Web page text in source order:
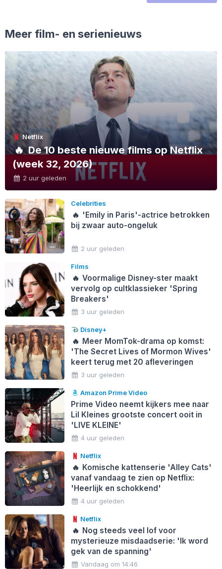
Meer film- en serienieuws
Netflix
🔥De 10 beste nieuwe films op Netflix
(week 32, 2026)
2 uur geleden
Celebrities
🔥 'Emily in Paris'-actrice betrokken
bij zwaar auto-ongeluk
2 uur geleden
Films
🔥 Voormalige Disney-ster maakt
vervolg op cultklassieker 'Spring
Breakers'
3 uur geleden
Disney+
🔥 Meer MomTok-drama op komst:
'The Secret Lives of Mormon Wives'
keert terug met 20 afleveringen
3 uur geleden
Amazon Prime Video
Prime Video neemt kijkers mee naar
Lil Kleines grootste concert ooit in
'LIVE KLEINE'
4 uur geleden
Netflix
🔥 Komische kattenserie 'Alley Cats'
vanaf vandaag te zien op Netflix:
'Heerlijk en schokkend'
4 uur geleden
Netflix
🔥 Nog steeds veel lof voor
mysterieuze misdaadserie: 'Ik word
gek van de spanning'
Vandaag om 14:46